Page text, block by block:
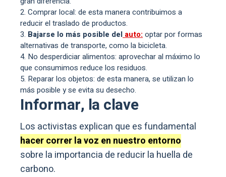
Comprar local: de esta manera contribuimos a
reducir el traslado de productos.
Bajarse lo más posible del auto: optar por formas
alternativas de transporte, como la bicicleta.
No desperdiciar alimentos: aprovechar al máximo lo
que consumimos reduce los residuos.
Reparar los objetos: de esta manera, se utilizan lo
más posible y se evita su desecho.
Informar, la clave
Los activistas explican que es fundamental
hacer correr la voz en nuestro entorno
sobre la importancia de reducir la huella de
carbono.